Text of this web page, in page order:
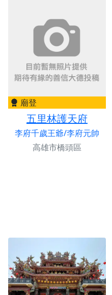
廟登
五里林護天府
李府千歲王爺/李府元帥
高雄市橋頭區